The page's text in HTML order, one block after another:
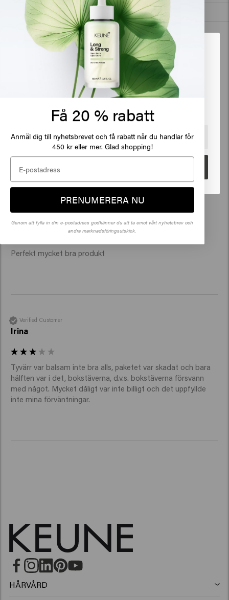
Köp
Based on 3 reviews
Verified Customer
Anonyme
Perfekt mycket bra produkt
Verified Customer
Irina
Tyvärr var balsam inte bra alls, paketet var skadat och bara
hälften var i det, bokstäverna, d.v.s. bokstäverna försvann
med något. Mycket dåligt var inte billigt och det uppfyllde
inte mina förväntningar.
New content loaded
Det verkar som att du är iUnited
States of America
Klicka på Gå eller välj din plats nedan
🇺🇸 United States of America 🛒
HÅRVÅRD
Få 20 % rabatt
Anmäl dig till nyhetsbrevet och få rabatt när du handlar för
450 kr eller mer. Glad shopping!
PRENUMERERA NU
Genom att fylla in din e-postadress godkänner du att ta emot vårt nyhetsbrev och
andra marknadsföringsutskick.